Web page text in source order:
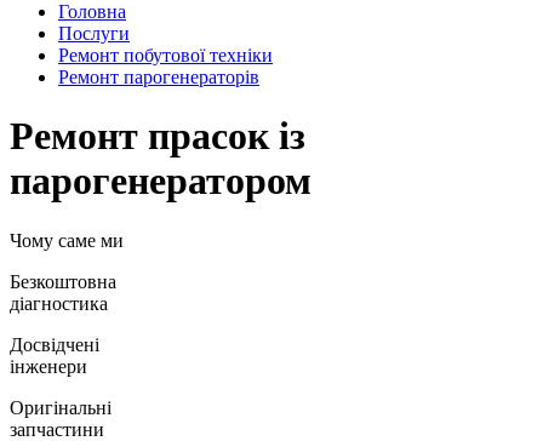
Головна
Послуги
Ремонт побутової техніки
Ремонт парогенераторiв
Ремонт прасок із
парогенератором
Чому саме ми
Безкоштовна
діагностика
Досвідчені
інженери
Оригінальні
запчастини